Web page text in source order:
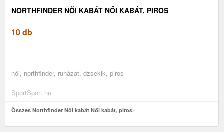
NORTHFINDER NŐI KABÁT NŐI KABÁT, PIROS
10 db
női, northfinder, ruházat, dzsekik, piros
SportSport.hu
Összes Northfinder Női kabát Női kabát, piros